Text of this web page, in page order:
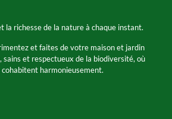
la richesse de la nature à chaque instant.
et faites de votre maison et jardin
sains et respectueux de la biodiversité, où
harmonieusement.